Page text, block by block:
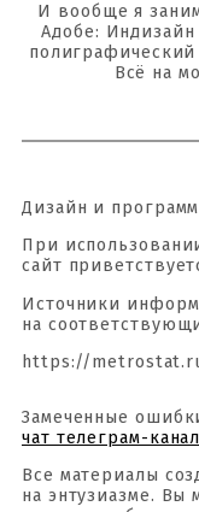
И вообще я
Адобе:
полиграфический
Всё на
Дизайн и
При
сайт
Источники
на
https://
Замеченные
чат телеграм-
Все материалы
на энтузиазме. Вы